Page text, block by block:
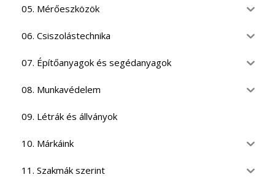
05. Mérőeszközök
06. Csiszolástechnika
07. Építőanyagok és segédanyagok
08. Munkavédelem
09. Létrák és állványok
10. Márkáink
11. Szakmák szerint